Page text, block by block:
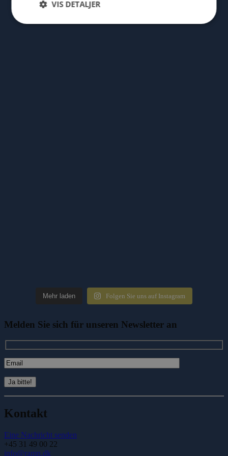
Mehr laden Folgen Sie uns auf Instagram
Melden Sie sich für unseren Newsletter an
Kontakt
Eine Nachricht senden
+45 31 49 00 22
info@ramn.dk
VIS DETALJER